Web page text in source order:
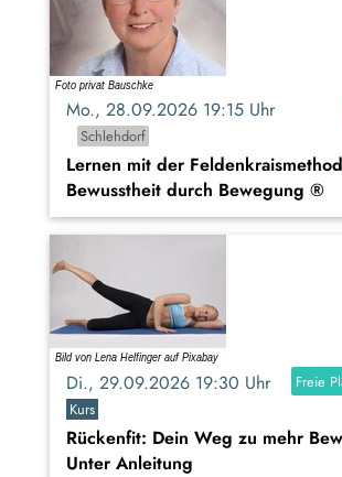
Mo., 28.09.2026 19:15 Uhr
Schlehdorf
Lernen mit der
Bewusstheit durch Bewegung ®
Di., 29.09.2026 19:30 Uhr Freie
Kurs
Rückenfit: Dein Weg zu mehr
Unter Anleitung